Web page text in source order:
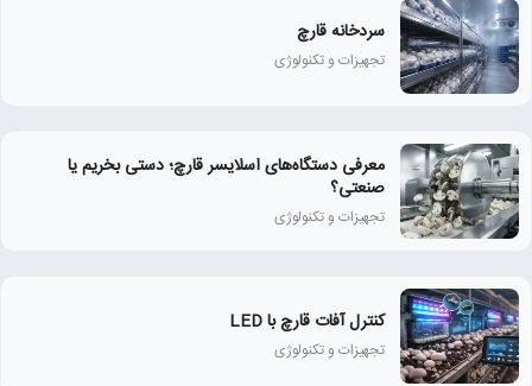
سردخانه قارچ
تجهیزات و تکنولوژی
معرفی دستگاه‌های اسلایسر قارچ؛ دستی بخریم یا
صنعتی؟
تجهیزات و تکنولوژی
کنترل آفات قارچ با LED
تجهیزات و تکنولوژی